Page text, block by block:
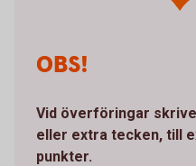
OBS!
Vid överföringar
eller extra tecken, till
punkter.